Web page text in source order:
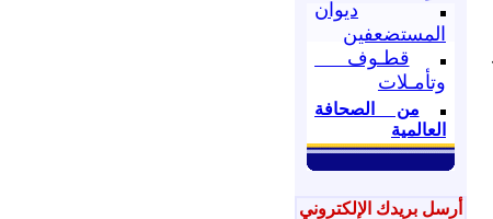
ديوان
المستضعفين
قطـوف
وتأمـلات
من الصحافة
العالمية
أرسل بريدك الإلكتروني